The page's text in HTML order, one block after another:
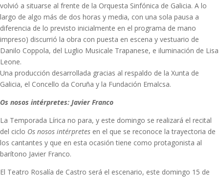
volvió a situarse al frente de la Orquesta Sinfónica de Galicia. A lo
largo de algo más de dos horas y media, con una sola pausa a
diferencia de lo previsto inicialmente en el programa de mano
impreso) discurrió la obra con puesta en escena y vestuario de
Danilo Coppola, del Luglio Musicale Trapanese, e iluminación de Lisa
Leone.
Una producción desarrollada gracias al respaldo de la Xunta de
Galicia, el Concello da Coruña y la Fundación Emalcsa.
Os nosos intérpretes: Javier Franco
La Temporada Lírica no para, y este domingo se realizará el recital
del ciclo Os nosos intérpretes en el que se reconoce la trayectoria de
los cantantes y que en esta ocasión tiene como protagonista al
barítono Javier Franco.
El Teatro Rosalía de Castro será el escenario, este domingo 15 de